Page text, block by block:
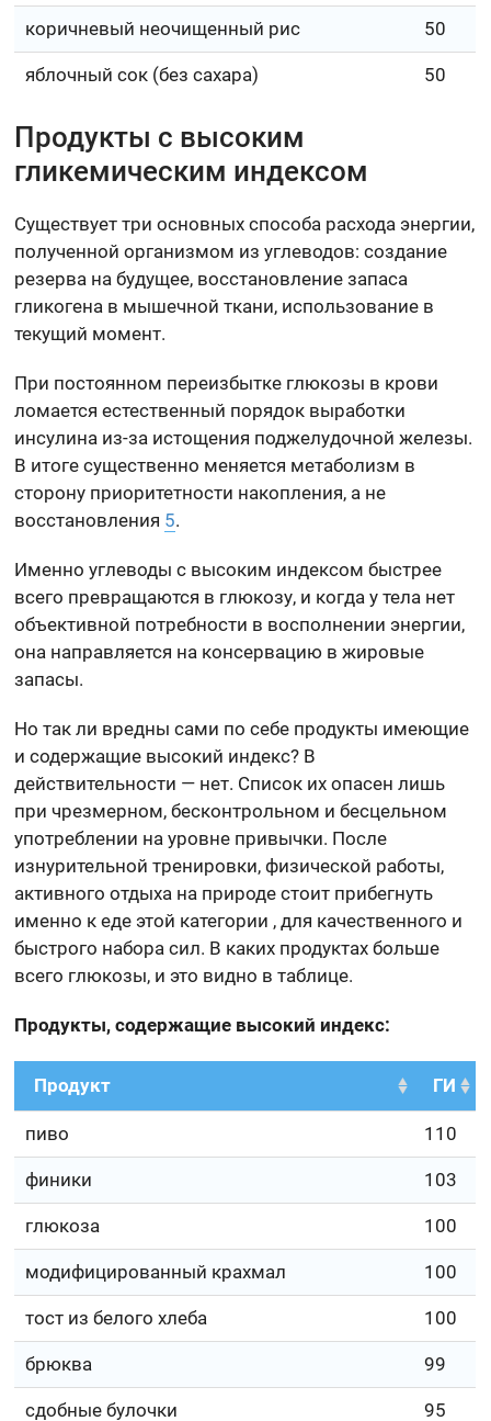
коричневый неочищенный рис 50
яблочный сок (без сахара) 50
Продукты с высоким
гликемическим индексом
Существует три основных способа расхода энергии,
полученной организмом из углеводов: создание
резерва на будущее, восстановление запаса
гликогена в мышечной ткани, использование в
текущий момент.
При постоянном переизбытке глюкозы в крови
ломается естественный порядок выработки
инсулина из-за истощения поджелудочной железы.
В итоге существенно меняется метаболизм в
сторону приоритетности накопления, а не
восстановления 5.
Именно углеводы с высоким индексом быстрее
всего превращаются в глюкозу, и когда у тела нет
объективной потребности в восполнении энергии,
она направляется на консервацию в жировые
запасы.
Но так ли вредны сами по себе продукты имеющие
и содержащие высокий индекс? В
действительности — нет. Список их опасен лишь
при чрезмерном, бесконтрольном и бесцельном
употреблении на уровне привычки. После
изнурительной тренировки, физической работы,
активного отдыха на природе стоит прибегнуть
именно к еде этой категории , для качественного и
быстрого набора сил. В каких продуктах больше
всего глюкозы, и это видно в таблице.
Продукты, содержащие высокий индекс:
Продукт ГИ
пиво 110
финики 103
глюкоза 100
модифицированный крахмал 100
тост из белого хлеба 100
брюква 99
сдобные булочки 95